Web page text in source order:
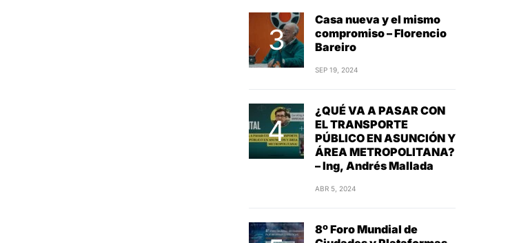
Casa nueva y el mismo
compromiso – Florencio
Bareiro
SEP 19, 2024
¿QUÉ VA A PASAR CON
EL TRANSPORTE
PÚBLICO EN ASUNCIÓN Y
ÁREA METROPOLITANA?
– Ing, Andrés Mallada
ABR 5, 2024
8º Foro Mundial de